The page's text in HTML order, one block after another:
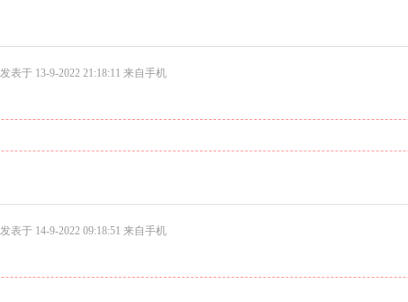
发表于 13-9-2022 21:18:11 来自手机
发表于 14-9-2022 09:18:51 来自手机